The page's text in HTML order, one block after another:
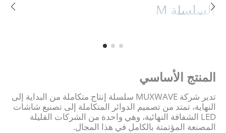
شاشة ثلاثية الأبعاد غير مرئية وشفافة
مرئية
السلسلة M
شاشة ثلاثية الأبعاد غير مرئية وشفافة
مرئية
المنتج الأساسي
تدير شركة MUXWAVE سلسلة إنتاج متكاملة من البداية إلى
النهاية، تمتد من تصميم الدوائر المتكاملة إلى تصنيع شاشات
LED الشفافة النهائية، وهي واحدة من الشركات القليلة
المصنعة المؤتمتة بالكامل في هذا المجال.